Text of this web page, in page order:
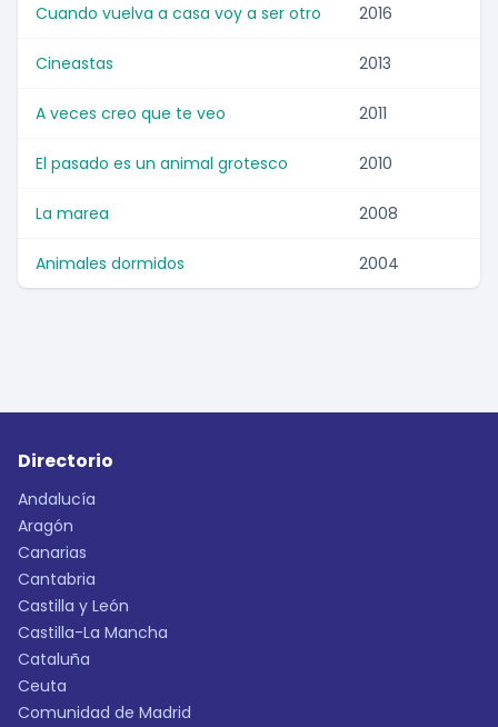
Cuando vuelva a casa voy a ser otro 2016
Cineastas 2013
A veces creo que te veo 2011
El pasado es un animal grotesco 2010
La marea 2008
Animales dormidos 2004
Directorio
Andalucía
Aragón
Canarias
Cantabria
Castilla y León
Castilla-La Mancha
Cataluña
Ceuta
Comunidad de Madrid